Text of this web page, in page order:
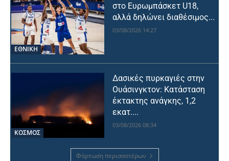
ΕΘΝΙΚΉ
στο Ευρωμπάσκετ U18,
αλλά δηλώνει διαθέσιμος...
03/08/2026 14:27
ΚΟΣΜΟΣ
Δασικές πυρκαγιές στην
Ουάσινγκτον: Κατάσταση
έκτακτης ανάγκης, 1,2
εκατ....
03/08/2026 08:34
Φόρτωση περισσοτέρων